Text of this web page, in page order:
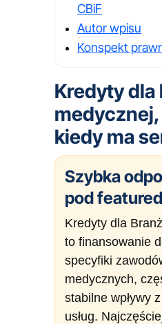
CBiF
Autor wpisu
Konspekt
Kredyty dla
kiedy ma
Szybka
pod
Kredyty dla
to finansowanie
specyfiki
medycznych,
stabilne wpływy
usług.